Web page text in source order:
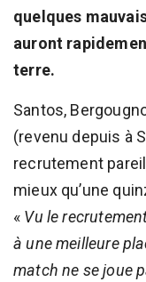
quelques
auront
terre.
Santos,
(revenu depuis à
recrutement
mieux qu’une
« Vu le
à une meilleure
match ne se joue